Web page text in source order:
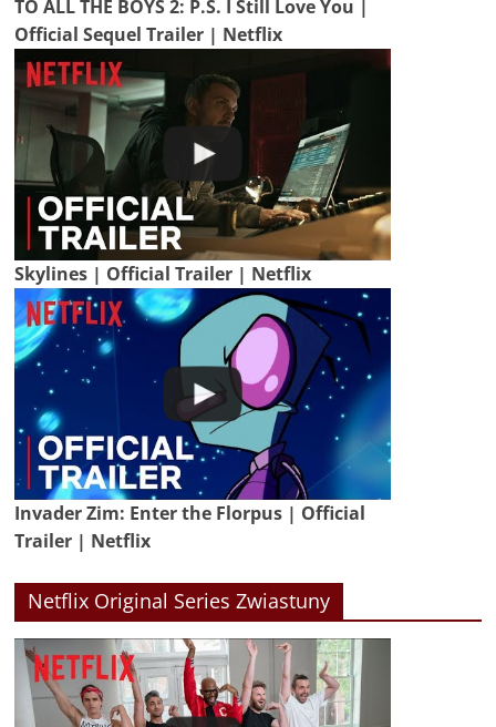
TO ALL THE BOYS 2: P.S. I Still Love You |
Official Sequel Trailer | Netflix
Skylines | Official Trailer | Netflix
Invader Zim: Enter the Florpus | Official
Trailer | Netflix
Netflix Original Series Zwiastuny